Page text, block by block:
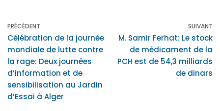
PRÉCÉDENT
Célébration de la journée
mondiale de lutte contre
la rage: Deux journées
d’information et de
sensibilisation au Jardin
d’Essai à Alger
SUIVANT
M. Samir Ferhat: Le stock
de médicament de la
PCH est de 54,3 milliards
de dinars